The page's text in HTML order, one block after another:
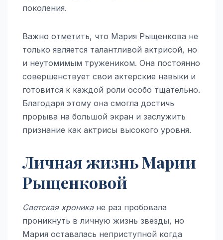
поколения.
Важно отметить, что Мария Рыщенкова не
только является талантливой актрисой, но
и неутомимым тружеником. Она постоянно
совершенствует свои актерские навыки и
готовится к каждой роли особо тщательно.
Благодаря этому она смогла достичь
прорыва на большой экран и заслужить
признание как актрисы высокого уровня.
Личная жизнь Марии
Рыщенковой
Светская хроникане раз пробовала
проникнуть в личную жизнь звезды, но
Мария оставалась неприступной когда